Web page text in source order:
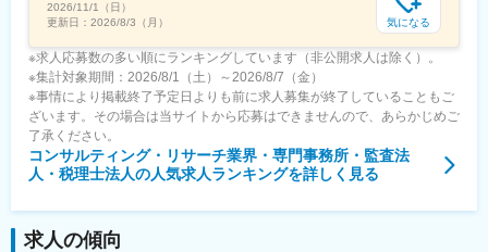
2026/11/1（日）
更新日： 2026/8/3（月） 気になる
※求人応募数の多い順にランキングしています（非公開求人は除く）。
※集計対象期間：2026/8/1（土）～2026/8/7（金）
※事情により掲載終了予定日よりも前に求人募集が終了していることもご
ざいます。その場合は当サイトから応募はできませんので、あらかじめご
了承ください。
コンサルティング・リサーチ業界・専門事務所・監査法
人・税理士法人の人気求人ランキングを詳しく見る
求人の傾向